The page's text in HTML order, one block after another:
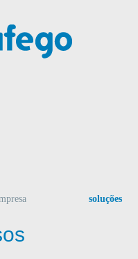
soluções